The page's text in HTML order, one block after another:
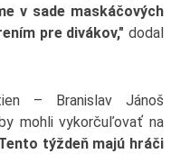
v sade maskáčových
pre divákov," dodal
– Branislav Jánoš
mohli vykorčuľovať na
týždeň majú hráči